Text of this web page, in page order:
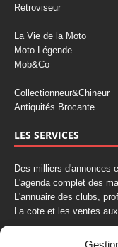
Rétroviseur
La Vie de la Moto
Moto Légende
Mob&Co
Collectionneur&Chineur
Antiquités Brocante
LES SERVICES
Des milliers d'annonces
L'agenda complet des
L'annuaire des clubs,
La cote et les ventes
La Boutique du